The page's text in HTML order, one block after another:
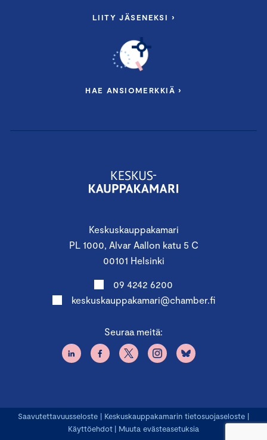
Keskuskauppakamari
PL 1000, Alvar Aallon katu 5 C
00101 Helsinki
09 4242 6200
keskuskauppakamari@chamber.fi
Seuraa meitä:
LIITY JÄSENEKSI ›
HAE ANSIOMERKKIÄ ›
Saavutettavuusseloste | Keskuskauppakamarin tietosuojaseloste |
Käyttöehdot | Muuta evästeasetuksia